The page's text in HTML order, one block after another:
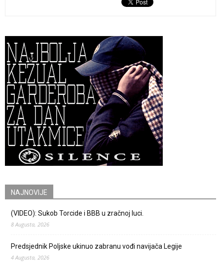
NAJNOVIJE
(VIDEO): Sukob Torcide i BBB u zračnoj luci.
8 Augusta, 2026
Predsjednik Poljske ukinuo zabranu vođi navijača Legije
4 Augusta, 2026